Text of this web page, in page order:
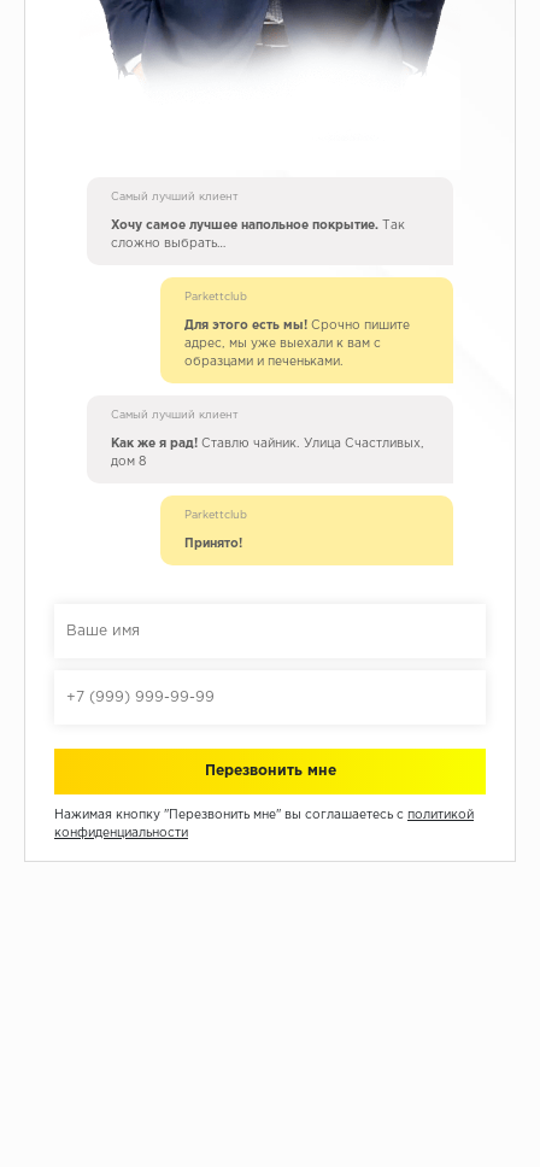
Самый лучший клиент
Хочу самое лучшее напольное покрытие.Так
сложно выбрать…
Parkettclub
Для этого есть мы!Срочно пишите
адрес, мы уже выехали к вам с
образцами и печеньками.
Самый лучший клиент
Как же я рад!Ставлю чайник. Улица Счастливых,
дом 8
Parkettclub
Принято!
Нажимая кнопку "Перезвонить мне" вы соглашаетесь с политикой
конфиденциальности